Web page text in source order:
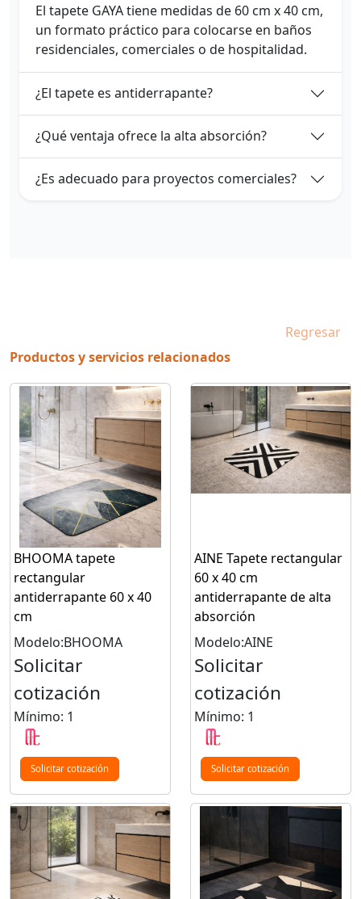
El tapete GAYA tiene medidas de 60 cm x 40 cm,
un formato práctico para colocarse en baños
residenciales, comerciales o de hospitalidad.
¿El tapete es antiderrapante?
¿Qué ventaja ofrece la alta absorción?
¿Es adecuado para proyectos comerciales?
Regresar
Productos y servicios relacionados
BHOOMA tapete
rectangular
antiderrapante 60 x 40
cm
Modelo:BHOOMA
Solicitar
cotización
Mínimo: 1
Solicitar cotización
AINE Tapete rectangular
60 x 40 cm
antiderrapante de alta
absorción
Modelo:AINE
Solicitar
cotización
Mínimo: 1
Solicitar cotización